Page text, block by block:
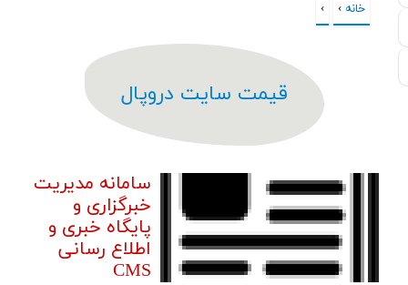
شما اینجا هستید
خانه ›
›
قیمت سایت دروپال
سامانه مدیریت
خبرگزاری و
پایگاه خبری و
اطلاع رسانی
CMS